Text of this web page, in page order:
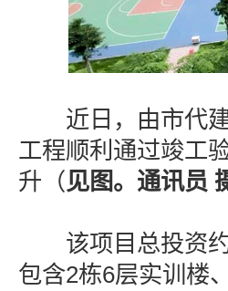
近日，由市代建
工程顺利通过竣工
升（见图。通讯员
该项目总投资约
包含2栋6层实训楼